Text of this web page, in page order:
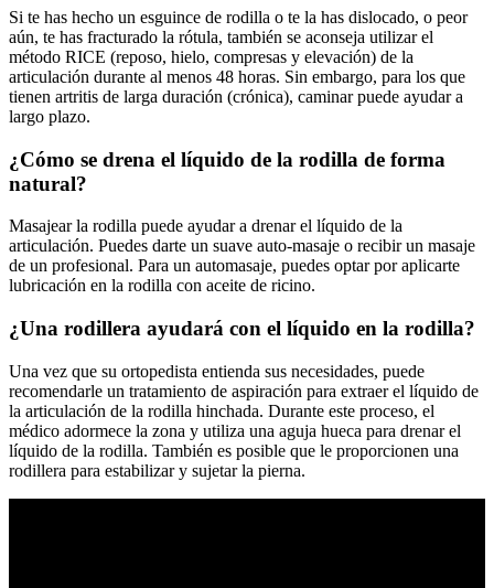
Si te has hecho un esguince de rodilla o te la has dislocado, o peor
aún, te has fracturado la rótula, también se aconseja utilizar el
método RICE (reposo, hielo, compresas y elevación) de la
articulación durante al menos 48 horas. Sin embargo, para los que
tienen artritis de larga duración (crónica), caminar puede ayudar a
largo plazo.
¿Cómo se drena el líquido de la rodilla de forma
natural?
Masajear la rodilla puede ayudar a drenar el líquido de la
articulación. Puedes darte un suave auto-masaje o recibir un masaje
de un profesional. Para un automasaje, puedes optar por aplicarte
lubricación en la rodilla con aceite de ricino.
¿Una rodillera ayudará con el líquido en la rodilla?
Una vez que su ortopedista entienda sus necesidades, puede
recomendarle un tratamiento de aspiración para extraer el líquido de
la articulación de la rodilla hinchada. Durante este proceso, el
médico adormece la zona y utiliza una aguja hueca para drenar el
líquido de la rodilla. También es posible que le proporcionen una
rodillera para estabilizar y sujetar la pierna.